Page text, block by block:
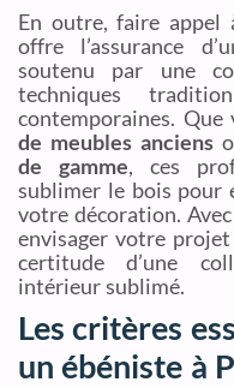
En outre, faire appel
offre l’assurance
soutenu par une
techniques
contemporaines.
de meubles anciens
de gamme, ces
sublimer le bois pour
votre décoration.
envisager votre
certitude d’une
intérieur sublimé.
Les critères
un ébéniste à